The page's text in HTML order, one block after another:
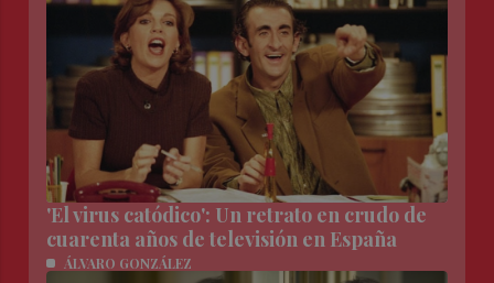
'El virus catódico': Un retrato en crudo de
cuarenta años de televisión en España
ÁLVARO GONZÁLEZ